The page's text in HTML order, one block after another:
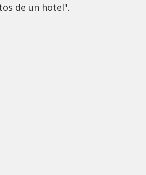
de un hotel".